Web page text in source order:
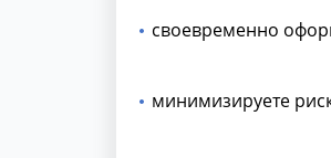
своевременно
минимизируете